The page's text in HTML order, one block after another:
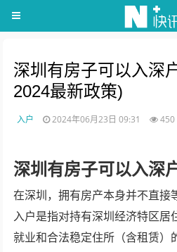
深圳有房子可以入深
2024最新政策)
入户 2024年06月23日 09:31 450
深圳有房子可以入深
在深圳，拥有房产本身并不直接
入户是指对持有深圳经济特区居
就业和合法稳定住所（含租赁）